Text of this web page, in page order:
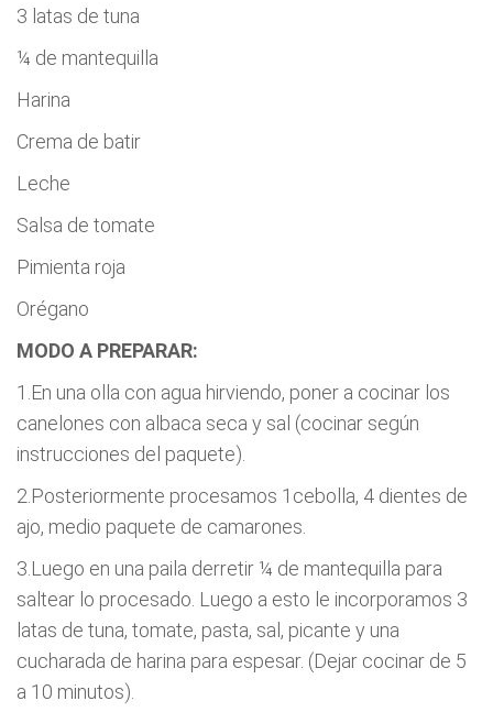
3 latas de tuna
¼ de mantequilla
Harina
Crema de batir
Leche
Salsa de tomate
Pimienta roja
Orégano
MODO A PREPARAR:
1.En una olla con agua hirviendo, poner a cocinar los
canelones con albaca seca y sal (cocinar según
instrucciones del paquete).
2.Posteriormente procesamos 1cebolla, 4 dientes de
ajo, medio paquete de camarones.
3.Luego en una paila derretir ¼ de mantequilla para
saltear lo procesado. Luego a esto le incorporamos 3
latas de tuna, tomate, pasta, sal, picante y una
cucharada de harina para espesar. (Dejar cocinar de 5
a 10 minutos).